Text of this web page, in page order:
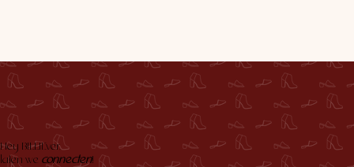
Hey BILLIEver,
laten we connecten!